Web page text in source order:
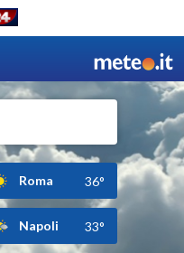
Roma 36°
Napoli 33°